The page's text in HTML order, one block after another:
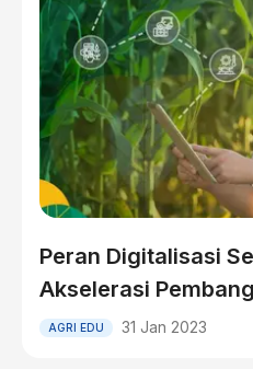
Peran Digitalisasi
Akselerasi
AGRI EDU 31 Jan 2023